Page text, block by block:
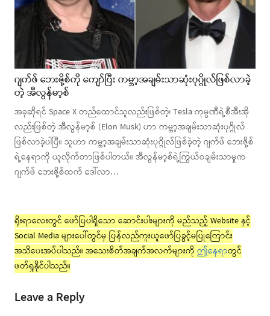
ဂျက်ဖ် ဘေးဇို့စ်ကို ‌ကျော်ပြီး ကမ္ဘာ့အချမ်းသာဆုံးပုဂ္ဂိုလ်ဖြစ်လာခဲ့
တဲ့ အီလွန်မာ့စ်
အခုဆိုရင် Space X တည်ထောင်သူလည်းဖြစ်တဲ့၊ Tesla ကုမ္ပဏီရဲ့စီအီးအို
လည်းဖြစ်တဲ့ အီလွန်မာ့စ် (Elon Musk) ဟာ ကမ္ဘာ့အချမ်းသာဆုံးပုဂ္ဂိုလ်
ဖြစ်လာခဲ့ပါပြီ။ သူဟာ ကမ္ဘာ့အချမ်းသာဆုံးပုဂ္ဂိုလ်ဖြစ်ခဲ့တဲ့ ဂျက်ဖ် ဘေးဇို့စ်
ရဲ့နေရာကို ယူလိုက်တာဖြစ်ပါတယ်။ အီလွန်မာ့စ်ရဲ့ကြွယ်ဝချမ်းသာမှုက
ဂျက်ဖ် ဘေးဇို့စ်ထက် ဒေါ်လာ…
ရိုးရာလေးတွင် ဖော်ပြပါရှိသော ဆောင်းပါးများကို မည်သည့် Website နှင့်
Social Media များပေါ်တွင်မှ ပြန်လည်ကူးယူဖော်ပြခွင့်မပြုကြောင်း
အသိပေးအပ်ပါသည်။ အသေးစိတ်အချက်အလက်များကို ဤနေရာတွင်
ဖတ်ရှုနိုင်ပါသည်။
Leave a Reply